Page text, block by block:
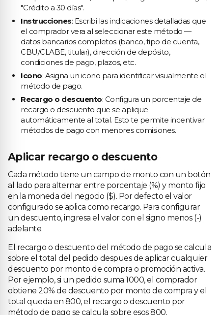
"Crédito a 30 días".
Instrucciones: Escribi las indicaciones detalladas que
el comprador vera al seleccionar este método —
datos bancarios completos (banco, tipo de cuenta,
CBU/CLABE, titular), dirección de depósito,
condiciones de pago, plazos, etc.
Icono: Asigna un icono para identificar visualmente el
método de pago.
Recargo o descuento: Configura un porcentaje de
recargo o descuento que se aplique
automáticamente al total. Esto te permite incentivar
métodos de pago con menores comisiones.
Aplicar recargo o descuento
Cada método tiene un campo de monto con un botón
al lado para alternar entre porcentaje (%) y monto fijo
en la moneda del negocio ($). Por defecto el valor
configurado se aplica como recargo. Para configurar
un descuento, ingresa el valor con el signo menos (-)
adelante.
El recargo o descuento del método de pago se calcula
sobre el total del pedido despues de aplicar cualquier
descuento por monto de compra o promoción activa.
Por ejemplo, si un pedido suma 1000, el comprador
obtiene 20% de descuento por monto de compra y el
total queda en 800, el recargo o descuento por
método de pago se calcula sobre esos 800.